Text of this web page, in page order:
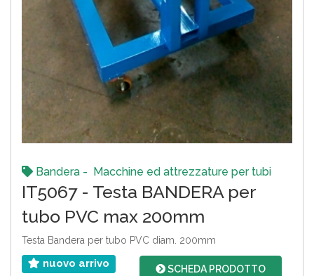
Bandera - Macchine ed attrezzature per tubi
IT5067 - Testa BANDERA per
tubo PVC max 200mm
Testa Bandera per tubo PVC diam. 200mm
nuovo arrivo SCHEDA PRODOTTO